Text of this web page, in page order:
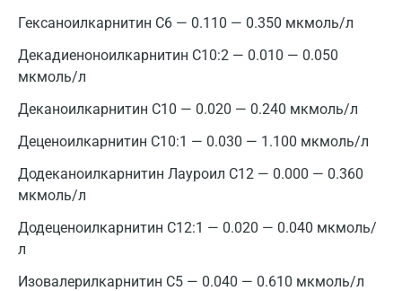
Гексаноилкарнитин С6 — 0.110 — 0.350 мкмоль/л
Декадиеноноилкарнитин С10:2 — 0.010 — 0.050
мкмоль/л
Деканоилкарнитин С10 — 0.020 — 0.240 мкмоль/л
Деценоилкарнитин С10:1 — 0.030 — 1.100 мкмоль/л
Додеканоилкарнитин Лауроил С12 — 0.000 — 0.360
мкмоль/л
Додеценоилкарнитин С12:1 — 0.020 — 0.040 мкмоль/
л
Изовалерилкарнитин С5 — 0.040 — 0.610 мкмоль/л
Армавир
Астрахань
Великий Новгород
Видное